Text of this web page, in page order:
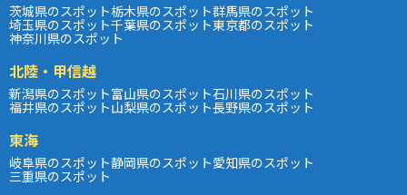
茨城県のスポット栃木県のスポット群馬県のスポット
埼玉県のスポット千葉県のスポット東京都のスポット
神奈川県のスポット
北陸・甲信越
新潟県のスポット富山県のスポット石川県のスポット
福井県のスポット山梨県のスポット長野県のスポット
東海
岐阜県のスポット静岡県のスポット愛知県のスポット
三重県のスポット